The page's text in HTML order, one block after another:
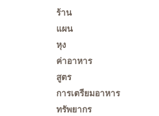
ร้าน
แผน
หุง
ค่าอาหาร
สูตร
การเตรียมอาหาร
ทรัพยากร